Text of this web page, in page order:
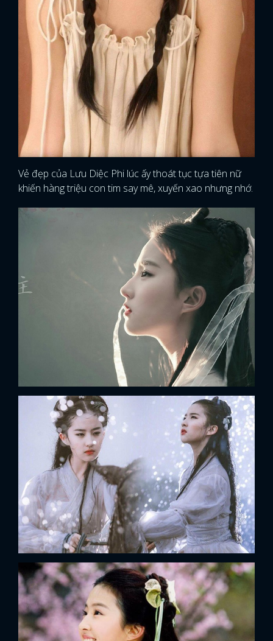
Vẻ đẹp của Lưu Diệc Phi lúc ấy thoát tục tựa tiên nữ
khiến hàng triệu con tim say mê, xuyến xao nhưng nhớ.